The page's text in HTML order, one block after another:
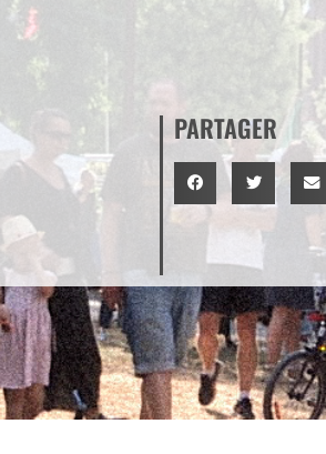
PARTAGER